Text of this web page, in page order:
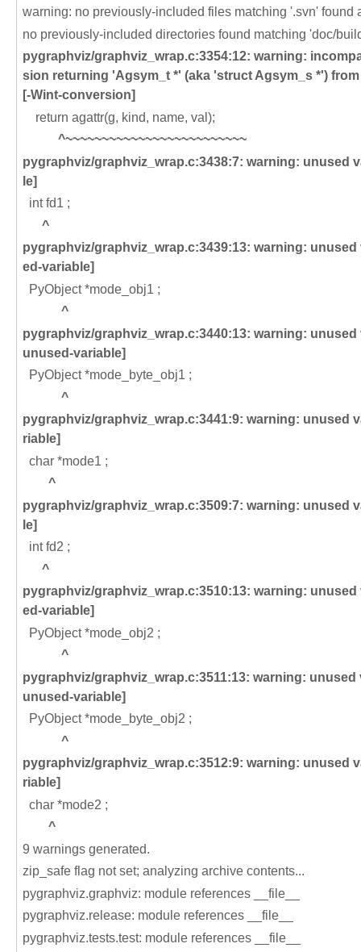
warning: no previously-included files matching '.svn' found
no previously-included directories found matching 'doc/
pygraphviz/graphviz_wrap.c:3354:12: warning:
sion returning 'Agsym_t *' (aka 'struct Agsym_s *')
[-Wint-conversion]
return agattr(g, kind, name, val);
^~~~~~~~~~~~~~~~~~~~~~~~~~
pygraphviz/graphviz_wrap.c:3438:7: warning: unused
le]
int fd1 ;
^
pygraphviz/graphviz_wrap.c:3439:13: warning: unused
ed-variable]
PyObject *mode_obj1 ;
^
pygraphviz/graphviz_wrap.c:3440:13: warning: unused
unused-variable]
PyObject *mode_byte_obj1 ;
^
pygraphviz/graphviz_wrap.c:3441:9: warning: unused
riable]
char *mode1 ;
^
pygraphviz/graphviz_wrap.c:3509:7: warning: unused
le]
int fd2 ;
^
pygraphviz/graphviz_wrap.c:3510:13: warning: unused
ed-variable]
PyObject *mode_obj2 ;
^
pygraphviz/graphviz_wrap.c:3511:13: warning: unused
unused-variable]
PyObject *mode_byte_obj2 ;
^
pygraphviz/graphviz_wrap.c:3512:9: warning: unused
riable]
char *mode2 ;
^
9 warnings generated.
zip_safe flag not set; analyzing archive contents...
pygraphviz.graphviz: module references __file__
pygraphviz.release: module references __file__
pygraphviz.tests.test: module references __file__